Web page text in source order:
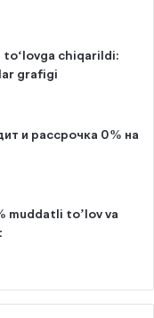
to‘lovga chiqarildi:
grafigi
и рассрочка 0% на
muddatli to’lov va